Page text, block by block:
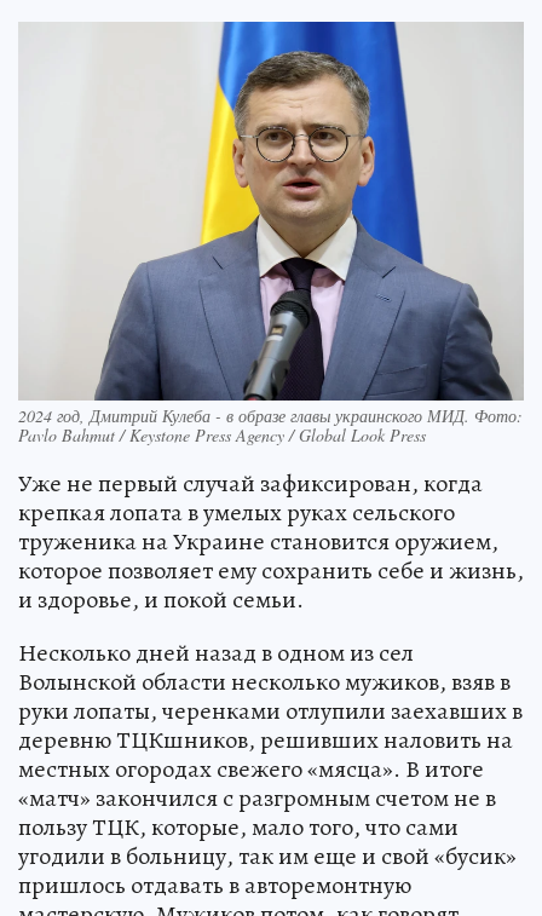
2024 год, Дмитрий Кулеба - в образе главы украинского МИД. Фото:
Pavlo Bahmut / Keystone Press Agency / Global Look Press
Уже не первый случай зафиксирован, когда
крепкая лопата в умелых руках сельского
труженика на Украине становится оружием,
которое позволяет ему сохранить себе и жизнь,
и здоровье, и покой семьи.
Несколько дней назад в одном из сел
Волынской области несколько мужиков, взяв в
руки лопаты, черенками отлупили заехавших в
деревню ТЦКшников, решивших наловить на
местных огородах свежего «мясца». В итоге
«матч» закончился с разгромным счетом не в
пользу ТЦК, которые, мало того, что сами
угодили в больницу, так им еще и свой «бусик»
пришлось отдавать в авторемонтную